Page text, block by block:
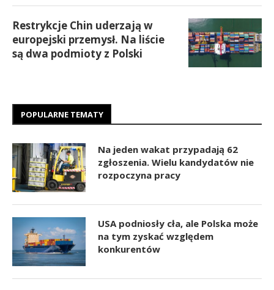
Restrykcje Chin uderzają w
europejski przemysł. Na liście
są dwa podmioty z Polski
POPULARNE TEMATY
Na jeden wakat przypadają 62
zgłoszenia. Wielu kandydatów nie
rozpoczyna pracy
USA podniosły cła, ale Polska może
na tym zyskać względem
konkurentów